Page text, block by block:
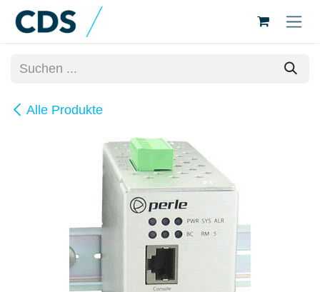
Zum Inhalt springen
Alle Produkte